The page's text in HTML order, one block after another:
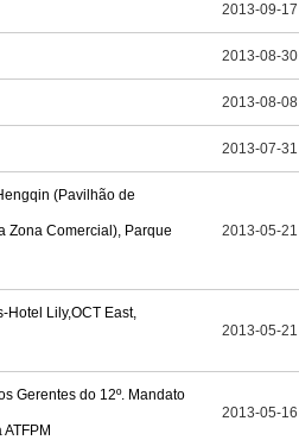
2013-09-17
2013-08-30
2013-08-08
2013-07-31
(Pavilhão de
Zona Comercial), Parque 2013-05-21
Hotel Lily,OCT East,
2013-05-21
Gerentes do 12º. Mandato
2013-05-16